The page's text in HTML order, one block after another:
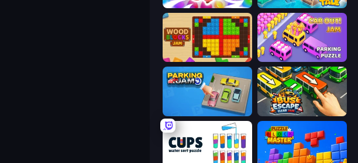
Match Arena Mansion Tale: Merge Secrets
Wood Blocks Jam Car OUT! Jam Parking Puzzle
Bus Escape: Clear Jam